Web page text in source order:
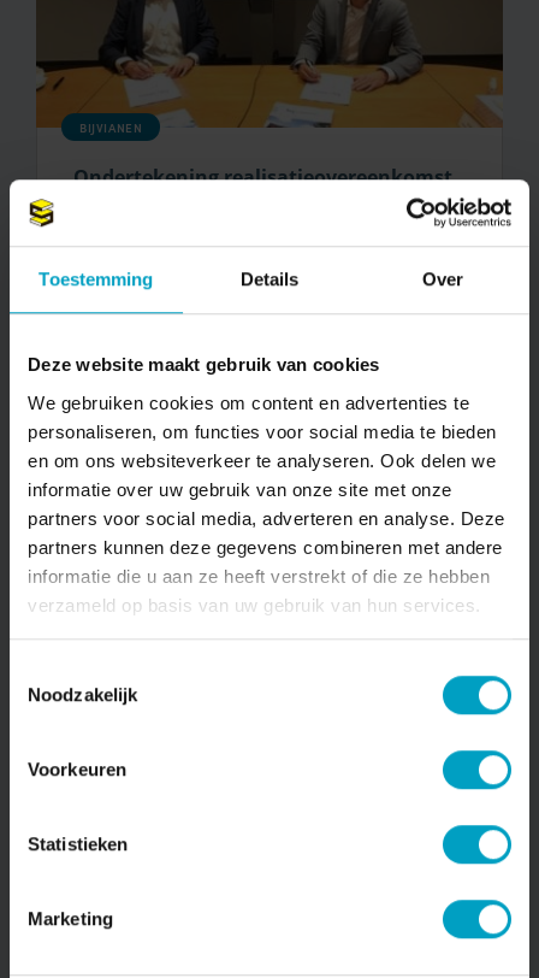
Toestemming Details Over
Deze website maakt gebruik van cookies
We gebruiken cookies om content en advertenties te
personaliseren, om functies voor social media te bieden
en om ons websiteverkeer te analyseren. Ook delen we
informatie over uw gebruik van onze site met onze
partners voor social media, adverteren en analyse. Deze
partners kunnen deze gegevens combineren met andere
informatie die u aan ze heeft verstrekt of die ze hebben
verzameld op basis van uw gebruik van hun services.
Noodzakelijk
Voorkeuren
Statistieken
Marketing
BIJVIANEN
Ondertekening realisatieovereenkomst
Bekijken
BIJVIANEN
Bekijken
Schrijf je in voor onze nieuwsbrief
Naam*